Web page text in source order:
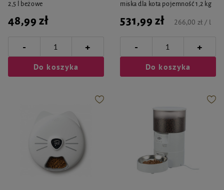
2,5 l beżowe
48,99 zł
- +
Do koszyka
miska dla kota pojemność 1,2 kg
531,99 zł 266,00 zł / l
- +
Do koszyka